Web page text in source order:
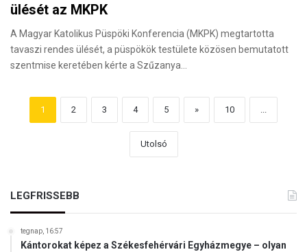
ülését az MKPK
A Magyar Katolikus Püspöki Konferencia (MKPK) megtartotta
tavaszi rendes ülését, a püspökök testülete közösen bemutatott
szentmise keretében kérte a Szűzanya…
1 2 3 4 5 » 10 ...
Utolsó
LEGFRISSEBB
tegnap, 16:57
Kántorokat képez a Székesfehérvári Egyházmegye – olyan